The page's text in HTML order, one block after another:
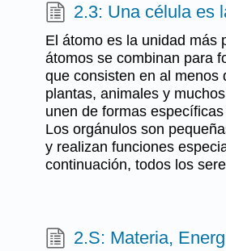
2.3: Una célula es
El átomo es la unidad más
átomos se combinan para
que consisten en al menos
plantas, animales y
unen de formas
Los orgánulos son
y realizan funciones
continuación, todos los
2.S: Materia,